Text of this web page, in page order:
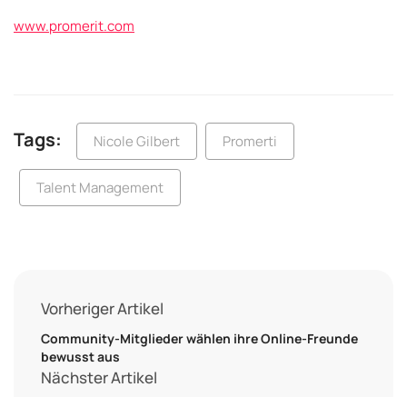
www.promerit.com
Tags: Nicole Gilbert Promerti
Talent Management
Vorheriger Artikel
Community-Mitglieder wählen ihre Online-Freunde
bewusst aus
Nächster Artikel